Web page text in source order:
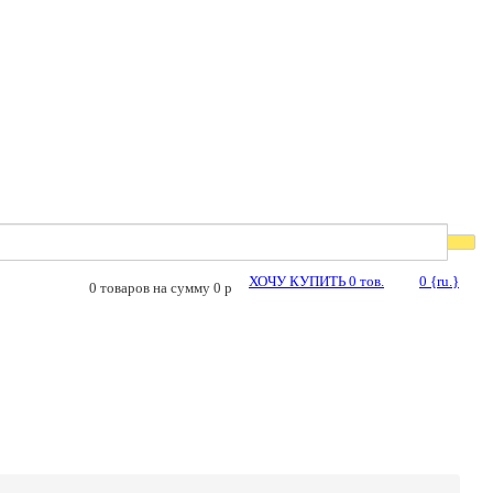
ХОЧУ КУПИТЬ 0 тов. 0 {ru.}
0 товаров на сумму 0 p